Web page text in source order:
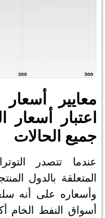
معايير
اعتبار
جميع الحالات
عندما تتصدر
المتعلقة بالدول
وأسعاره على أنه
أسواق النفط الخام